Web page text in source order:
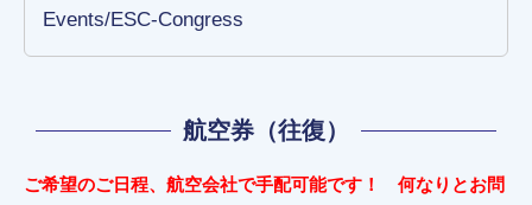
Events/ESC-Congress
航空券（往復）
ご希望のご日程、航空会社で手配可能です！ 何なりとお問